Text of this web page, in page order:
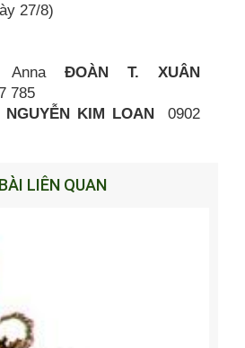
27/8)
Anna ĐOÀN T. XUÂN
785
NGUYỄN KIM LOAN 0902
BÀI LIÊN QUAN